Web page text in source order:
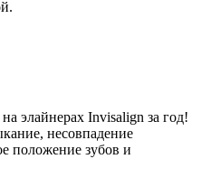
элайнерах Invisalign за год!
несовпадение
положение зубов и